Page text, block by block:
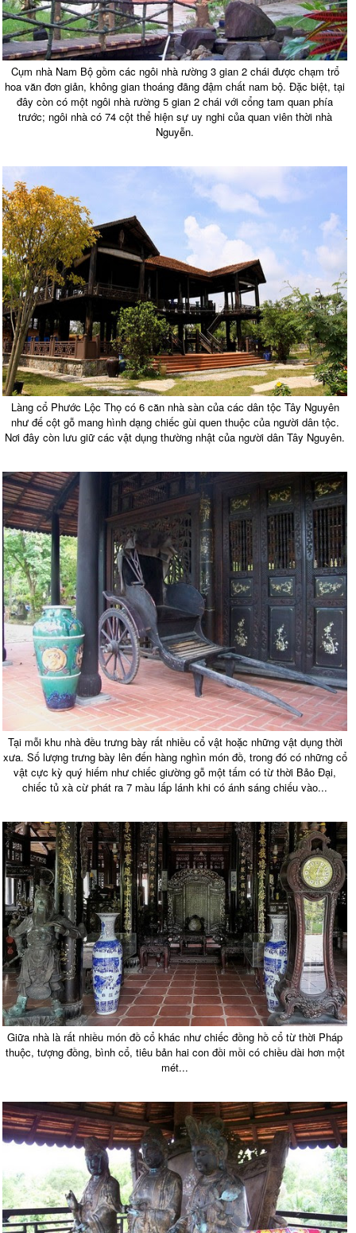
Cụm nhà Nam Bộ gồm các ngôi nhà rường 3 gian 2 chái được chạm trổ
hoa văn đơn giản, không gian thoáng đãng đậm chất nam bộ. Đặc biệt, tại
đây còn có một ngôi nhà rường 5 gian 2 chái với cổng tam quan phía
trước; ngôi nhà có 74 cột thể hiện sự uy nghi của quan viên thời nhà
Nguyễn.
Làng cổ Phước Lộc Thọ có 6 căn nhà sàn của các dân tộc Tây Nguyên
như đế cột gỗ mang hình dạng chiếc gùi quen thuộc của người dân tộc.
Nơi đây còn lưu giữ các vật dụng thường nhật của người dân Tây Nguyên.
Tại mỗi khu nhà đều trưng bày rất nhiều cổ vật hoặc những vật dụng thời
xưa. Số lượng trưng bày lên đến hàng nghìn món đồ, trong đó có những cổ
vật cực kỳ quý hiếm như chiếc giường gỗ một tấm có từ thời Bảo Đại,
chiếc tủ xà cừ phát ra 7 màu lấp lánh khi có ánh sáng chiếu vào...
Giữa nhà là rất nhiều món đồ cổ khác như chiếc đồng hồ cổ từ thời Pháp
thuộc, tượng đồng, bình cổ, tiêu bản hai con đồi mồi có chiều dài hơn một
mét...